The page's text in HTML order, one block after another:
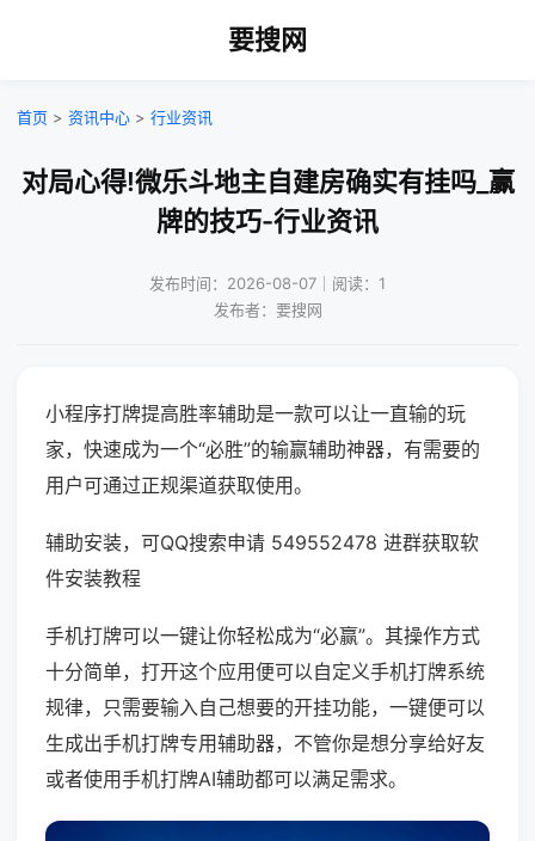
要搜网
首页 > 资讯中心 > 行业资讯
对局心得!微乐斗地主自建房确实有挂吗_赢
牌的技巧-行业资讯
发布时间：2026-08-07｜阅读：1
发布者：要搜网
小程序打牌提高胜率辅助是一款可以让一直输的玩
家，快速成为一个“必胜”的输赢辅助神器，有需要的
用户可通过正规渠道获取使用。
辅助安装，可QQ搜索申请 549552478 进群获取软
件安装教程
手机打牌可以一键让你轻松成为“必赢”。其操作方式
十分简单，打开这个应用便可以自定义手机打牌系统
规律，只需要输入自己想要的开挂功能，一键便可以
生成出手机打牌专用辅助器，不管你是想分享给好友
或者使用手机打牌AI辅助都可以满足需求。